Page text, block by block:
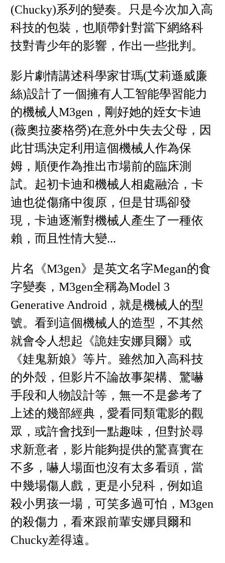
(Chucky)系列的變奏。只是今次加入高
科技的包裝，也順帶針對當下網絡科
技對青少年的影響，作出一些批判。
影片劇情講述科學家甘瑪(艾莉遜威廉
絲)設計了一個擁有人工智能學習能力
的機械人M3gen，剛好她的姪女卡迪
(薇奧拉麥格勞)在意外中失去父母，因
此甘瑪決定利用這個機械人作為保
姆，順便作為推出市場前的臨床測
試。起初卡迪和機械人相處融洽，卡
迪也從傷痛中復原，但是甘瑪卻發
現，卡迪逐漸對機械人產生了一種依
賴，而且性情大變...
片名《M3gen》是英文名字Megan的食
字變奏，M3gen全稱為Model 3
Generative Android，就是機械人的型
號。看到這個機械人的造型，不其然
就會令人想起《詭娃安娜貝爾》或
《娃鬼新娘》等片。雖然加入高科技
的外殼，但影片不論故事架構、驚嚇
手段和人物設計等，無一不是參考了
上述的幾部經典，愛看同類電影的觀
眾，或許會找到一點趣味，但對於尋
求新意者，影片能夠提供的驚喜實在
不多，嚇人場面也沒有太多看頭，當
中幾場傷人戲，更是小兒科，例如追
殺小男孩一場，可笑多過可怕，M3gen
的殺傷力，看來跟前輩安娜貝爾和
Chucky差得遠。